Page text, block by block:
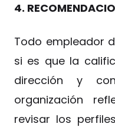
4.
Todo empleador
si es que la
dirección y
organización
revisar los